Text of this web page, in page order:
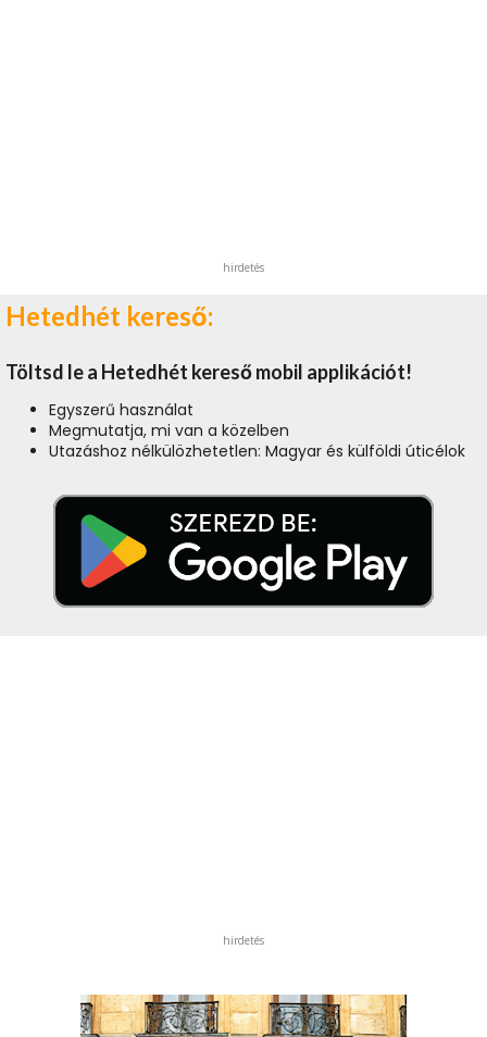
hirdetés
Hetedhét kereső:
Töltsd le a Hetedhét kereső mobil applikációt!
Egyszerű használat
Megmutatja, mi van a közelben
Utazáshoz nélkülözhetetlen: Magyar és külföldi úticélok
hirdetés